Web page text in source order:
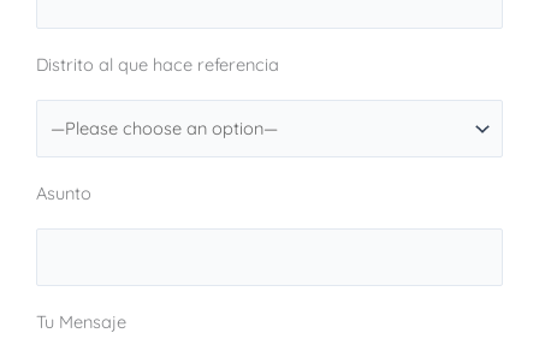
Distrito al que hace referencia
Asunto
Tu Mensaje